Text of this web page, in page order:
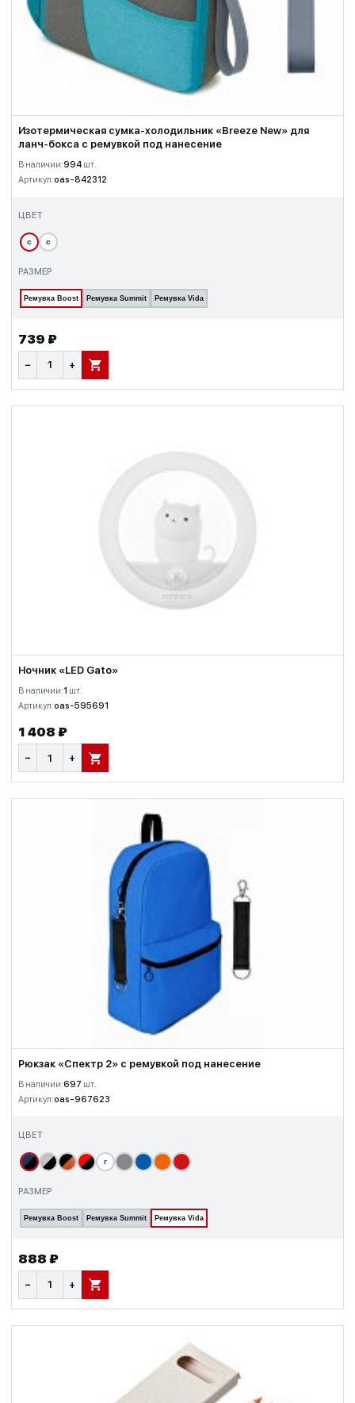
Изотермическая сумка-холодильник «Breeze New» для
ланч-бокса с ремувкой под нанесение
В наличии:994 шт.
Артикул:oas-842312
ЦВЕТ
с с
РАЗМЕР
Ремувка Boost Ремувка Summit Ремувка Vida
739 ₽
− + В КОРЗИНУ
Ночник «LED Gato»
В наличии:1 шт.
Артикул:oas-595691
1 408 ₽
− + В КОРЗИНУ
Рюкзак «Спектр 2» с ремувкой под нанесение
В наличии:697 шт.
Артикул:oas-967623
ЦВЕТ
г
РАЗМЕР
Ремувка Boost Ремувка Summit Ремувка Vida
888 ₽
− + В КОРЗИНУ